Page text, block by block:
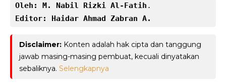
Oleh: M. Nabil Rizki Al-Fatih
Editor: Haidar Ahmad Zabran A.
Disclaimer: Konten adalah hak cipta dan tanggung
jawab masing-masing pembuat, kecuali dinyatakan
sebaliknya. Selengkapnya